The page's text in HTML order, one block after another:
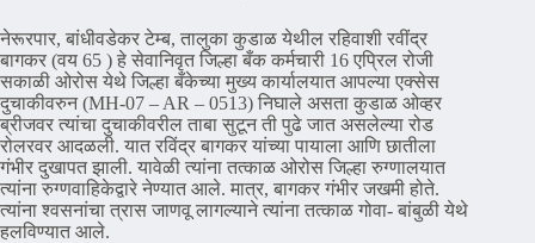
नेरूरपार, बांधीवडेकर टेम्ब, तालुका कुडाळ येथील रहिवाशी रवींद्र
बागकर (वय 65 ) हे सेवानिवृत जिल्हा बँक कर्मचारी 16 एप्रिल रोजी
सकाळी ओरोस येथे जिल्हा बँकेच्या मुख्य कार्यालयात आपल्या एक्सेस
दुचाकीवरुन (MH-07 – AR – 0513) निघाले असता कुडाळ ओव्हर
ब्रीजवर त्यांचा दुचाकीवरील ताबा सुटून ती पुढे जात असलेल्या रोड
रोलरवर आदळली. यात रविंद्र बागकर यांच्या पायाला आणि छातीला
गंभीर दुखापत झाली. यावेळी त्यांना तत्काळ ओरोस जिल्हा रुग्णालयात
त्यांना रुग्णवाहिकेद्वारे नेण्यात आले. मात्र, बागकर गंभीर जखमी होते.
त्यांना श्वसनांचा त्रास जाणवू लागल्याने त्यांना तत्काळ गोवा- बांबुळी येथे
हलविण्यात आले.